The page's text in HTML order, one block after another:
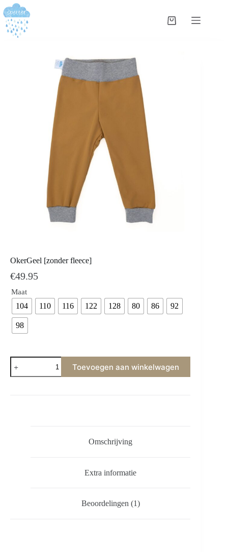
OkerGeel [zonder fleece]
€49.95
Maat
104 110 116 122 128 80 86 92
98
Toevoegen aan winkelwagen
Omschrijving
Extra informatie
Beoordelingen (1)